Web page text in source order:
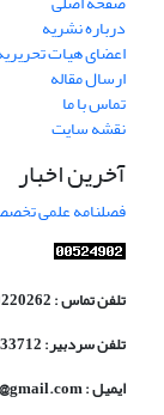
درباره نشریه
اعضای هیات
ارسال مقاله
تماس با ما
نقشه سایت
آخرین اخبار
فصلنامه علمی
تلفن تماس : 09900220262
تلفن سردبیر: 09143033712
ایمیل : jamv.info@gmail.com